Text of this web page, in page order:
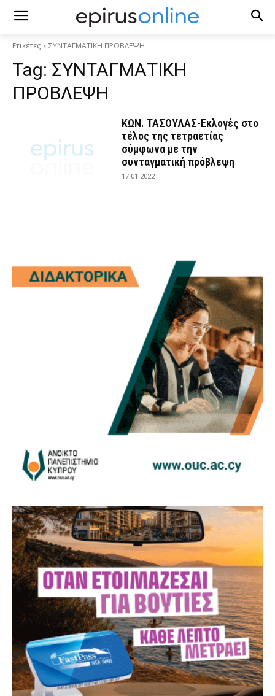
Ετικέτες ΣΥΝΤΑΓΜΑΤΙΚΗ ΠΡΟΒΛΕΨΗ
Tag: ΣΥΝΤΑΓΜΑΤΙΚΗ
ΠΡΟΒΛΕΨΗ
ΚΩΝ. ΤΑΣΟΥΛΑΣ-Εκλογές στο
τέλος της τετραετίας
σύμφωνα με την
συνταγματική πρόβλεψη
17.01.2022